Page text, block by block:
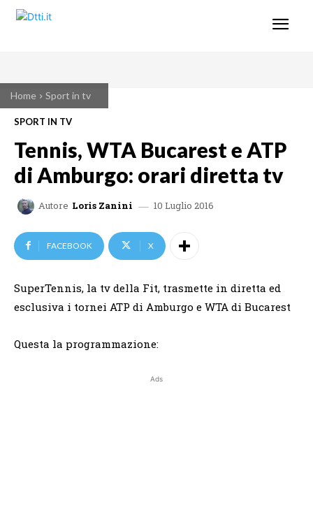
Home Sport in tv
SPORT IN TV
Tennis, WTA Bucarest e ATP
di Amburgo: orari diretta tv
Autore Loris Zanini 10 Luglio 2016
FACEBOOK X
SuperTennis, la tv della Fit, trasmette in diretta ed
esclusiva i tornei ATP di Amburgo e WTA di Bucarest
Questa la programmazione:
Ads